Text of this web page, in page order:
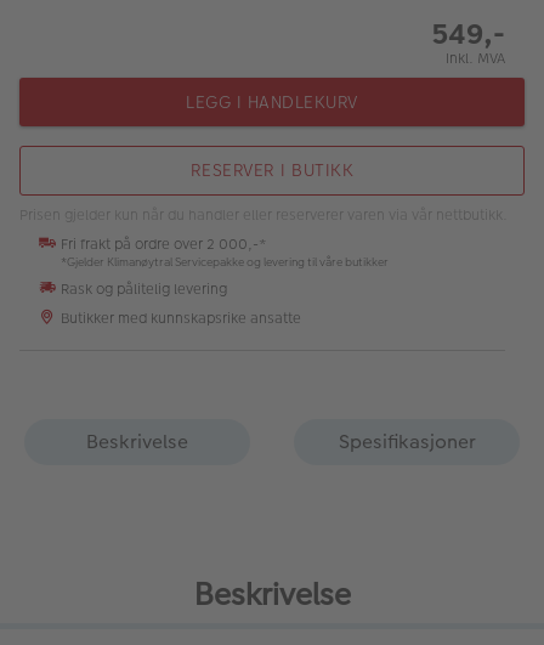
Inspirasjon
Butikkoversikt
549,-
Inkl. MVA
LEGG I HANDLEKURV
RESERVER I BUTIKK
Prisen gjelder kun når du handler eller reserverer varen via vår nettbutikk.
Fri frakt på ordre over 2 000,-*
*Gjelder Klimanøytral Servicepakke og levering til våre butikker
Rask og pålitelig levering
Butikker med kunnskapsrike ansatte
Beskrivelse Spesifikasjoner
Beskrivelse